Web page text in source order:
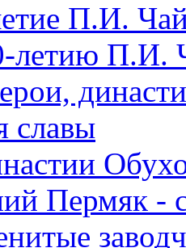
П.И.
летию П.И.
славы
Пермяк -